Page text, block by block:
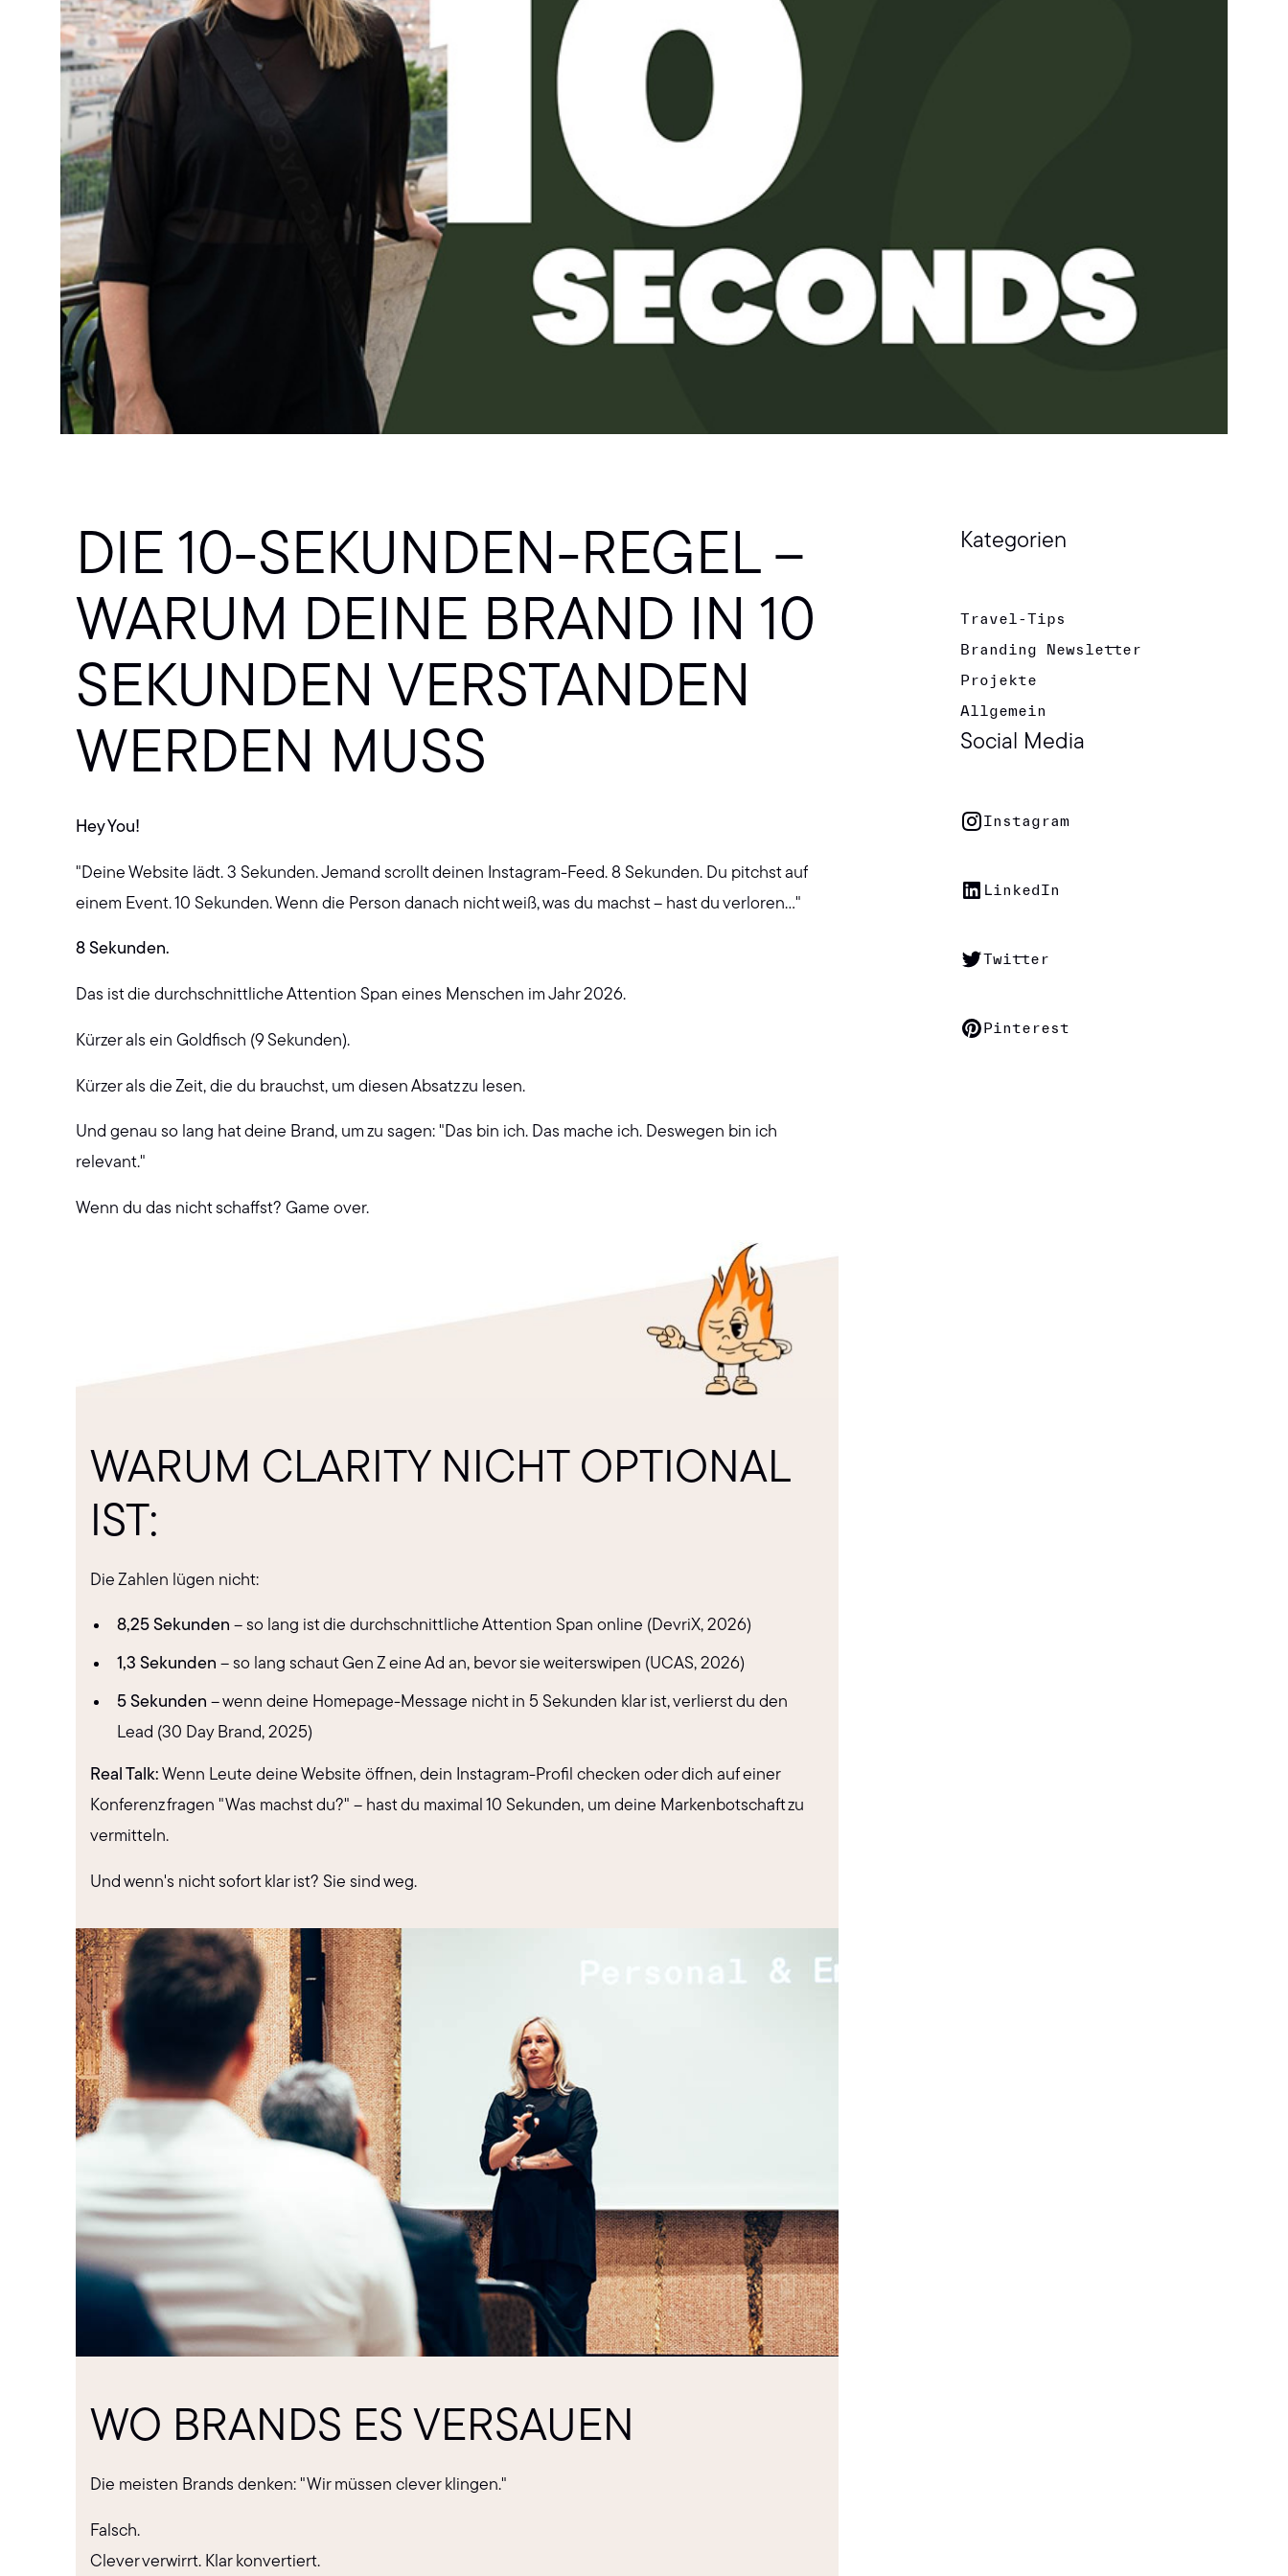
DIE 10-SEKUNDEN-REGEL –
WARUM DEINE BRAND IN 10
SEKUNDEN VERSTANDEN
WERDEN MUSS
Hey You!
"Deine Website lädt. 3 Sekunden. Jemand scrollt deinen Instagram-Feed. 8 Sekunden. Du pitchst auf
einem Event. 10 Sekunden. Wenn die Person danach nicht weiß, was du machst – hast du verloren..."
8 Sekunden.
Das ist die durchschnittliche Attention Span eines Menschen im Jahr 2026.
Kürzer als ein Goldfisch (9 Sekunden).
Kürzer als die Zeit, die du brauchst, um diesen Absatz zu lesen.
Und genau so lang hat deine Brand, um zu sagen: "Das bin ich. Das mache ich. Deswegen bin ich
relevant."
Wenn du das nicht schaffst? Game over.
WARUM CLARITY NICHT OPTIONAL
IST:
Die Zahlen lügen nicht:
8,25 Sekunden – so lang ist die durchschnittliche Attention Span online (DevriX, 2026)
1,3 Sekunden – so lang schaut Gen Z eine Ad an, bevor sie weiterswipen (UCAS, 2026)
5 Sekunden – wenn deine Homepage-Message nicht in 5 Sekunden klar ist, verlierst du den
Lead (30 Day Brand, 2025)
Real Talk: Wenn Leute deine Website öffnen, dein Instagram-Profil checken oder dich auf einer
Konferenz fragen "Was machst du?" – hast du maximal 10 Sekunden, um deine Markenbotschaft zu
vermitteln.
Und wenn's nicht sofort klar ist? Sie sind weg.
WO BRANDS ES VERSAUEN
Die meisten Brands denken: "Wir müssen clever klingen."
Falsch.
Clever verwirrt. Klar konvertiert.
Kategorien
Travel-Tips
Branding Newsletter
Projekte
Allgemein
Social Media
Instagram
LinkedIn
Twitter
Pinterest